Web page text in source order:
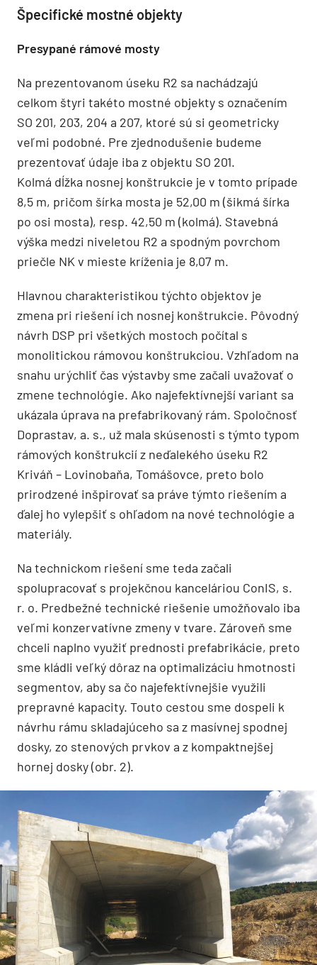
Špecifické mostné objekty
Presypané rámové mosty
Na prezentovanom úseku R2 sa nachádzajú
celkom štyri takéto mostné objekty s označením
SO 201, 203, 204 a 207, ktoré sú si geometricky
veľmi podobné. Pre zjednodušenie budeme
prezentovať údaje iba z objektu SO 201.
Kolmá dĺžka nosnej konštrukcie je v tomto prípade
8,5 m, pričom šírka mosta je 52,00 m (šikmá šírka
po osi mosta), resp. 42,50 m (kolmá). Stavebná
výška medzi niveletou R2 a spodným povrchom
priečle NK v mieste kríženia je 8,07 m.
Hlavnou charakteristikou týchto objektov je
zmena pri riešení ich nosnej konštrukcie. Pôvodný
návrh DSP pri všetkých mostoch počítal s
monolitickou rámovou konštrukciou. Vzhľadom na
snahu urýchliť čas výstavby sme začali uvažovať o
zmene technológie. Ako najefektívnejší variant sa
ukázala úprava na prefabrikovaný rám. Spoločnosť
Doprastav, a. s., už mala skúsenosti s týmto typom
rámových konštrukcií z neďalekého úseku R2
Kriváň – Lovinobaňa, Tomášovce, preto bolo
prirodzené inšpirovať sa práve týmto riešením a
ďalej ho vylepšiť s ohľadom na nové technológie a
materiály.
Na technickom riešení sme teda začali
spolupracovať s projekčnou kanceláriou ConIS, s.
r. o. Predbežné technické riešenie umožňovalo iba
veľmi konzervatívne zmeny v tvare. Zároveň sme
chceli naplno využiť prednosti prefabrikácie, preto
sme kládli veľký dôraz na optimalizáciu hmotnosti
segmentov, aby sa čo najefektívnejšie využili
prepravné kapacity. Touto cestou sme dospeli k
návrhu rámu skladajúceho sa z masívnej spodnej
dosky, zo stenových prvkov a z kompaktnejšej
hornej dosky (obr. 2).